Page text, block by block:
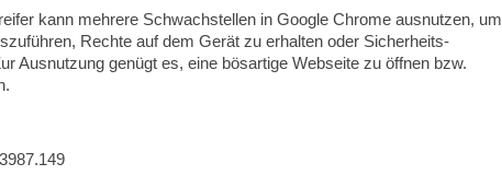
kann mehrere Schwachstellen in Google Chrome ausnutzen, um
Rechte auf dem Gerät zu erhalten oder Sicherheits-
Ausnutzung genügt es, eine bösartige Webseite zu öffnen bzw.